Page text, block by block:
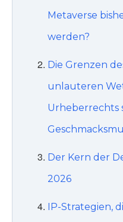
Metaverse
werden?
Die Grenzen
unlauteren
Urheberrechts
Der Kern der
2026
IP-Strategien,